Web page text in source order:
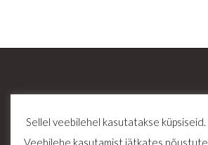
Sellel veebilehel kasutatakse küpsiseid.
Veebilehe kasutamist jätkates nõustute